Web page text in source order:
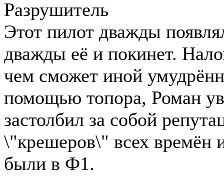
Этот пилот дважды
дважды её и покинет.
чем сможет иной
помощью топора, Роман
застолбил за собой
\"крешеров\" всех времён
были в Ф1.